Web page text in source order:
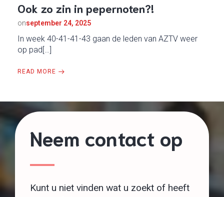
Ook zo zin in pepernoten?!
onseptember 24, 2025
In week 40-41-41-43 gaan de leden van AZTV weer
op pad[…]
READ MORE
Neem contact op
Kunt u niet vinden wat u zoekt of heeft